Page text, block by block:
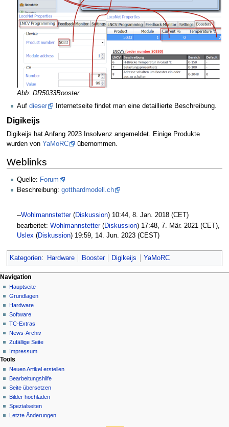
Abb: DR5033Booster
Auf dieser Internetseite findet man eine detaillierte Beschreibung.
Digikeijs
Digikeijs hat Anfang 2023 Insolvenz angemeldet. Einige Produkte
wurden von YaMoRC übernommen.
Weblinks
Quelle: Forum
Beschreibung: gotthardmodell.ch
--Wohlmannstetter(Diskussion) 10:44, 8. Jan. 2018 (CET)
bearbeitet: Wohlmannstetter(Diskussion) 17:48, 7. Mär. 2021 (CET),
Uslex (Diskussion) 19:59, 14. Jun. 2023 (CEST)
Kategorien: Hardware Booster Digikeijs YaMoRC
N
a
v
g
a
i
o
n
s
m
e
Seitenaktionen
Seite
Diskussion
Lesen
Quelltext
anzeigen
Versionsgeschichte
Meine Werkzeuge
Deutsch
Anmelden
Navigation
Hauptseite
Grundlagen
Hardware
Software
TC-Extras
News-Archiv
Zufällige Seite
Impressum
Tools
Neuen Artikel erstellen
Bearbeitungshilfe
Seite übersetzen
Bilder hochladen
Spezialseiten
Letzte Änderungen